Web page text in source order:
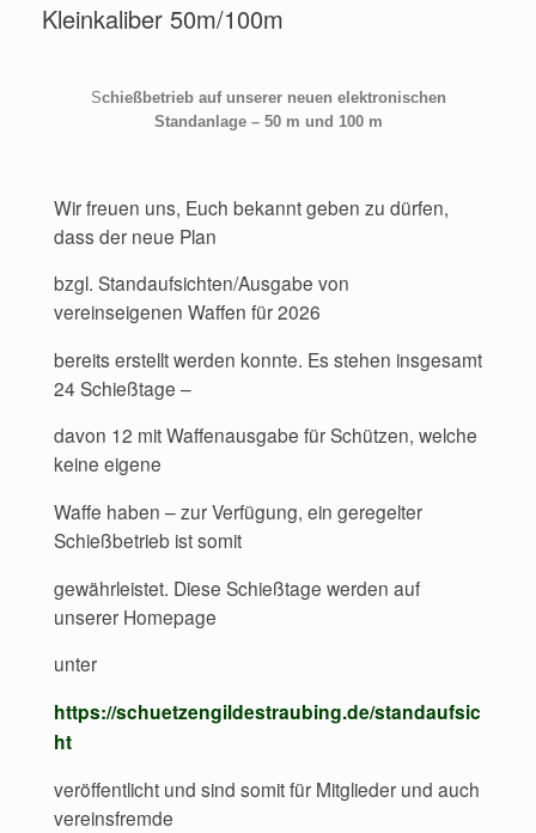
Kleinkaliber 50m/100m
Schießbetrieb auf unserer neuen elektronischen
Standanlage – 50 m und 100 m
Wir freuen uns, Euch bekannt geben zu dürfen,
dass der neue Plan
bzgl. Standaufsichten/Ausgabe von
vereinseigenen Waffen für 2026
bereits erstellt werden konnte. Es stehen insgesamt
24 Schießtage –
davon 12 mit Waffenausgabe für Schützen, welche
keine eigene
Waffe haben – zur Verfügung, ein geregelter
Schießbetrieb ist somit
gewährleistet. Diese Schießtage werden auf
unserer Homepage
unter
https://schuetzengildestraubing.de/standaufsic
ht
veröffentlicht und sind somit für Mitglieder und auch
vereinsfremde